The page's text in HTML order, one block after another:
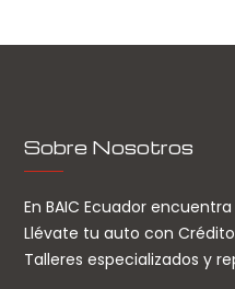
Sobre Nosotros
En BAIC Ecuador
Llévate tu auto con
Talleres especializados y